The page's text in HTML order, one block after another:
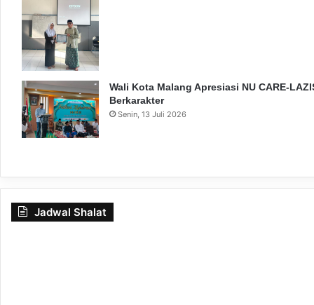
Wali Kota Malang Apresiasi NU CARE-
Berkarakter
Senin, 13 Juli 2026
Jadwal Shalat